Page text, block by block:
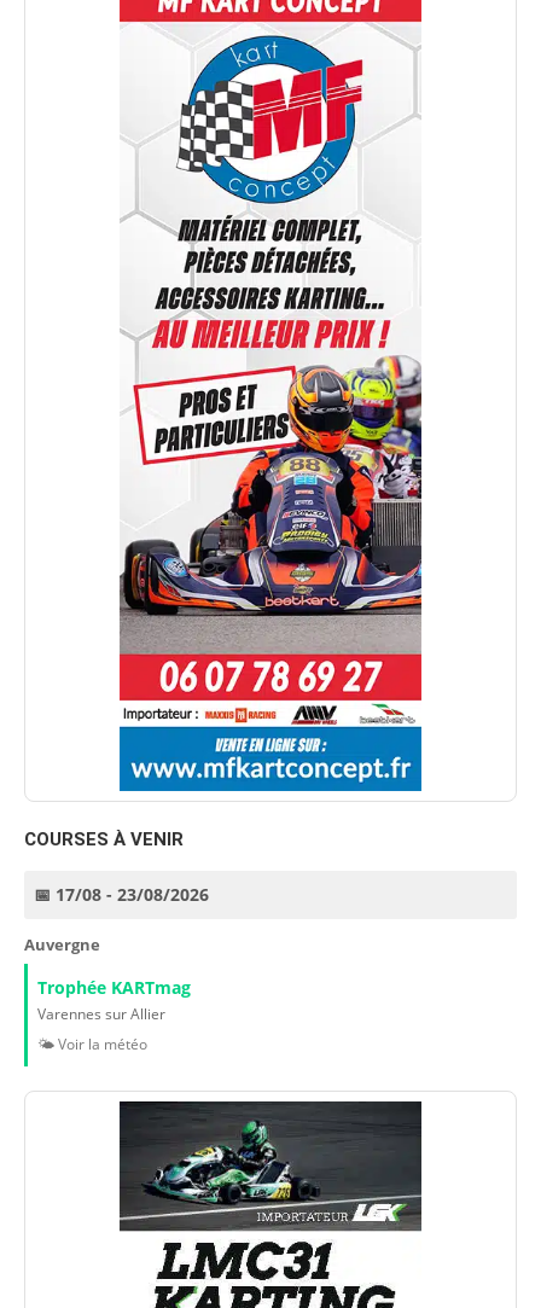
COURSES À VENIR
📅 17/08 - 23/08/2026
Auvergne
Trophée KARTmag
Varennes sur Allier
🌤️ Voir la météo